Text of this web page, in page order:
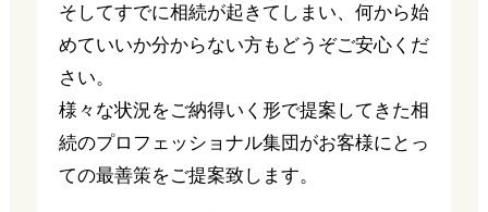
そしてすでに相続が起きてしまい、何から始
めていいか分からない方もどうぞご安心くだ
さい。
様々な状況をご納得いく形で提案してきた相
続のプロフェッショナル集団がお客様にとっ
ての最善策をご提案致します。